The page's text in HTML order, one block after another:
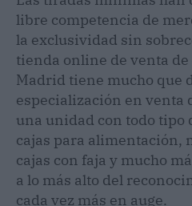
libre competencia de
la exclusividad sin
tienda online de venta de
Madrid tiene mucho que
especialización en venta
una unidad con todo tipo
cajas para alimentación,
cajas con faja y mucho
a lo más alto del
cada vez más en auge.